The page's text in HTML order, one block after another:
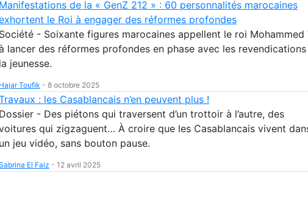
Manifestations de la « GenZ 212 » : 60 personnalités marocaines
le Roi à engager des réformes profondes
Société - Soixante figures marocaines appellent le roi Mohammed
lancer des réformes profondes en phase avec les
la jeunesse.
Hajar Toufik - 8 octobre 2025
: les Casablancais n’en peuvent plus !
Dossier - Des piétons qui traversent d’un trottoir à l’autre, des
qui zigzaguent… À croire que les Casablancais vivent
un jeu vidéo, sans bouton pause.
El Faiz - 12 avril 2025